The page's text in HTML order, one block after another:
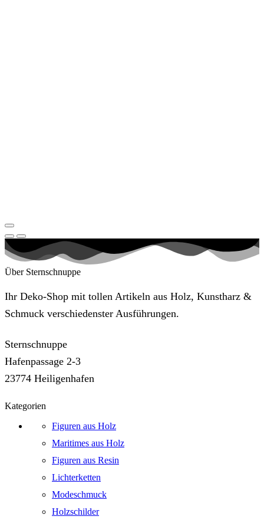
Über Sternschnuppe
Ihr Deko-Shop mit tollen Artikeln aus Holz, Kunstharz &
Schmuck verschiedenster Ausführungen.
Sternschnuppe
Hafenpassage 2-3
23774 Heiligenhafen
Kategorien
Figuren aus Holz
Maritimes aus Holz
Figuren aus Resin
Lichterketten
Modeschmuck
Holzschilder